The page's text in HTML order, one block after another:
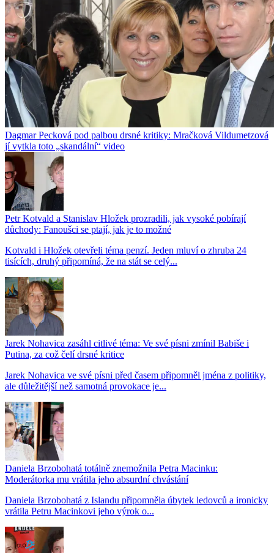
Dagmar Pecková pod palbou drsné kritiky: Mračková Vildumetzová
jí vytkla toto „skandální“ video
Petr Kotvald a Stanislav Hložek prozradili, jak vysoké pobírají
důchody: Fanoušci se ptají, jak je to možné
Kotvald i Hložek otevřeli téma penzí. Jeden mluví o zhruba 24
tisících, druhý připomíná, že na stát se celý...
Jarek Nohavica zasáhl citlivé téma: Ve své písni zmínil Babiše i
Putina, za což čelí drsné kritice
Jarek Nohavica ve své písni před časem připomněl jména z politiky,
ale důležitější než samotná provokace je...
Daniela Brzobohatá totálně znemožnila Petra Macinku:
Moderátorka mu vrátila jeho absurdní chvástání
Daniela Brzobohatá z Islandu připomněla úbytek ledovců a ironicky
vrátila Petru Macinkovi jeho výrok o...